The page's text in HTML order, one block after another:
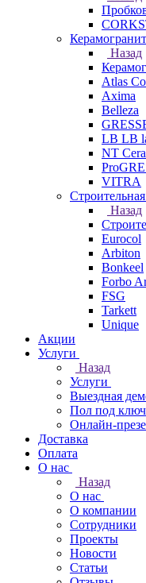
Керамогранит
Назад
Atlas
Axima
Belleza
LB LB
NT
VITRA
Назад
Eurocol
Arbiton
Bonkeel
Forbo
FSG
Tarkett
Unique
Акции
Услуги
Назад
Услуги
Выездная
Пол под ключ
Онлайн-
Доставка
Оплата
О нас
Назад
О нас
О компании
Сотрудники
Проекты
Новости
Статьи